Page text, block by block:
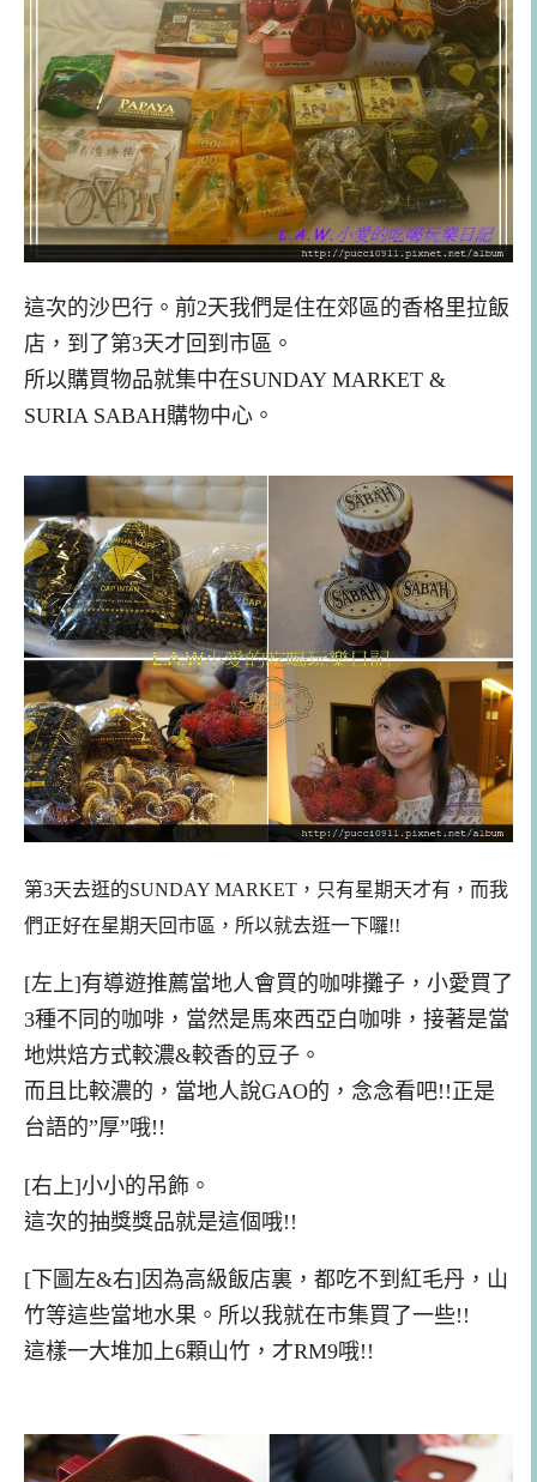
這次的沙巴行。前2天我們是住在郊區的香格里拉飯
店，到了第3天才回到市區。
所以購買物品就集中在SUNDAY MARKET &
SURIA SABAH購物中心。
第3天去逛的SUNDAY MARKET，只有星期天才有，而我
們正好在星期天回市區，所以就去逛一下囉!!
[左上]有導遊推薦當地人會買的咖啡攤子 ，小愛買了
3種不同的咖啡，當然是馬來西亞白咖啡，接著是當
地烘焙方式較濃&較香的豆子。
而且比較濃的，當地人說GAO的 ，念念看吧!!正是
台語的”厚”哦!!
[右上]小小的吊飾。
這次的抽獎獎品就是這個哦!!
[下圖左&右]因為高級飯店裏，都吃不到紅毛丹，山
竹等這些當地水果。所以我就在市集買了一些!!
這樣一大堆加上6顆山竹，才RM9哦!!